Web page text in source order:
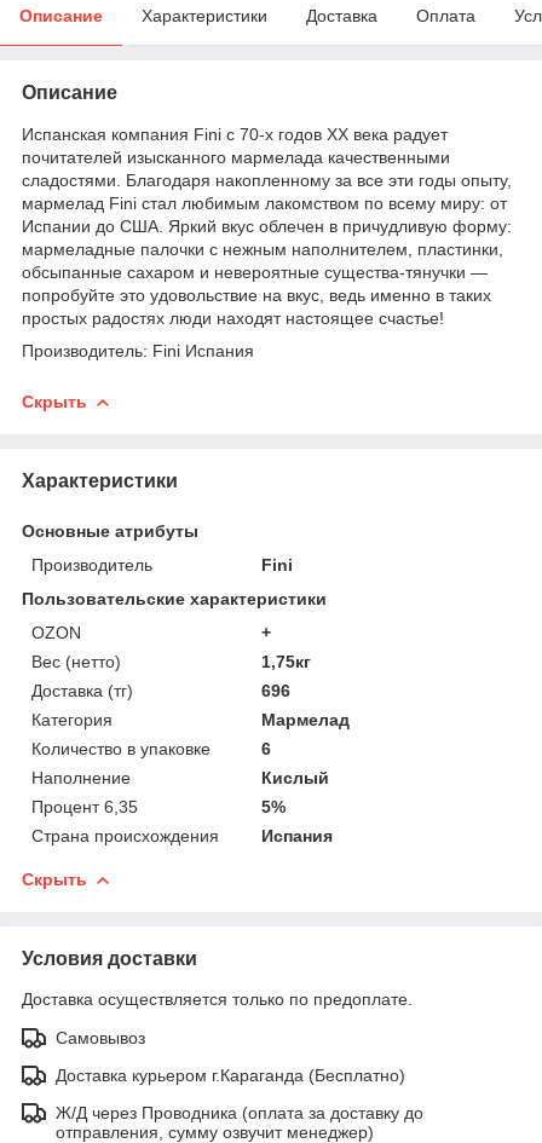
Описание Характеристики Доставка Оплата
Описание
Испанская компания Fini с 70-х годов XX века радует
почитателей изысканного мармелада качественными
сладостями. Благодаря накопленному за все эти годы опыту,
мармелад Fini стал любимым лакомством по всему миру: от
Испании до США. Яркий вкус облечен в причудливую форму:
мармеладные палочки с нежным наполнителем, пластинки,
обсыпанные сахаром и невероятные существа-тянучки —
попробуйте это удовольствие на вкус, ведь именно в таких
простых радостях люди находят настоящее счастье!
Производитель: Fini Испания
Скрыть
Характеристики
Основные атрибуты
Производитель
Fini
Пользовательские характеристики
OZON
+
Вес (нетто)
1,75кг
Доставка (тг)
696
Категория
Мармелад
Количество в упаковке
6
Наполнение
Кислый
Процент 6,35
5%
Страна происхождения
Испания
Скрыть
Условия доставки
Доставка осуществляется только по предоплате.
Самовывоз
Доставка курьером г.Караганда (Бесплатно)
Ж/Д через Проводника (оплата за доставку до
отправления, сумму озвучит менеджер)